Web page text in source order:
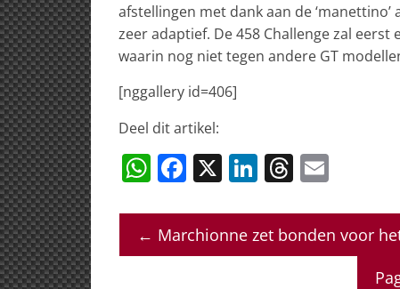
afstellingen met dank aan de
zeer adaptief. De 458 Challenge zal
waarin nog niet tegen andere GT
[nggallery id=406]
Deel dit artikel:
W
at
s
F
c
e
X Li
k
e
T
re
a
ai
l
← Marchionne zet bonden voor